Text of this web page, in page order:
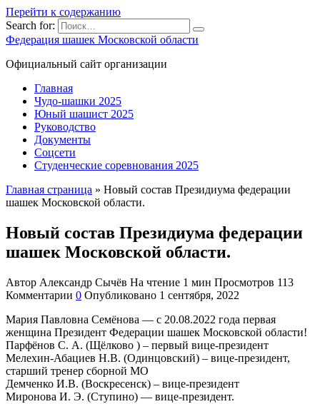
Перейти к содержанию
Search for:
Федерация шашек Московской области
Официальный сайт организации
Главная
Чудо-шашки 2025
Юный шашист 2025
Руководство
Документы
Соцсети
Студенческие соревнования 2025
Главная страница » Новый состав Президиума федерации
шашек Московской области.
Новый состав Президиума федерации
шашек Московской области.
Автор Александр Сычёв На чтение 1 мин Просмотров 113
Комментарии 0 Опубликовано 1 сентября, 2022
Мария Павловна Семёнова — с 20.08.2022 года первая
женщина Президент Федерации шашек Московской области!
Парфёнов С. А. (Щёлково ) – первый вице-президент
Мелехин-Абациев Н.В. (Одинцовский) – вице-президент,
старший тренер сборной МО
Демченко И.В. (Воскресенск) – вице-президент
Миронова И. Э. (Ступино) — вице-президент.